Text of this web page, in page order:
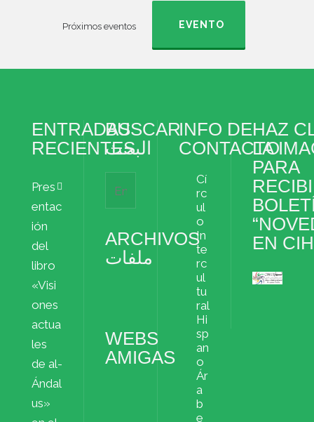
Próximos eventos EVENTO
ENTRADAS
RECIENTES
Pres
entac
ión
del
libro
«Visi
ones
actua
les
de al-
Ándal
us»
BUSCAR
البحث
ARCHIVOS
ملفات
WEBS
AMIGAS
INFO DE
CONTACTO
Cí
rc
ul
o
In
te
rc
ul
tu
ral
Hi
sp
an
o
Ár
a
b
e
HAZ
LA
PARA
EN